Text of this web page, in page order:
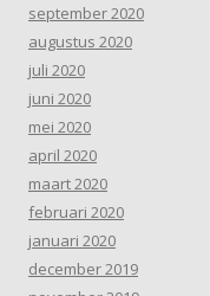
september 2020
augustus 2020
juli 2020
juni 2020
mei 2020
april 2020
maart 2020
februari 2020
januari 2020
december 2019